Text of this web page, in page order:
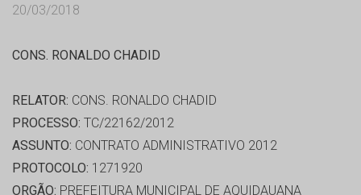
20/03/2018
CONS. RONALDO CHADID
RELATOR: CONS. RONALDO CHADID
PROCESSO: TC/22162/2012
ASSUNTO: CONTRATO ADMINISTRATIVO 2012
PROTOCOLO: 1271920
ORGÃO: PREFEITURA MUNICIPAL DE AQUIDAUANA